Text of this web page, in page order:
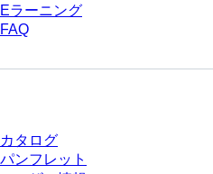
Eラーニング
FAQ
カタログ
パンフレット